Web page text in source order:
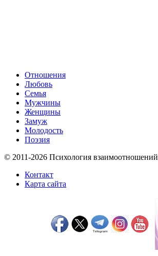
Отношения
Любовь
Семья
Мужчины
Женщины
Замуж
Молодость
Поэзия
© 2011-2026 Психология взаимоотношений
Контакт
Карта сайта